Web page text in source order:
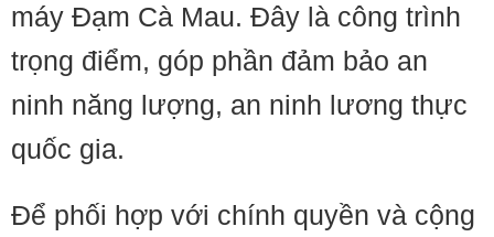
máy Đạm Cà Mau. Đây là công trình
trọng điểm, góp phần đảm bảo an
ninh năng lượng, an ninh lương thực
quốc gia.
Để phối hợp với chính quyền và cộng